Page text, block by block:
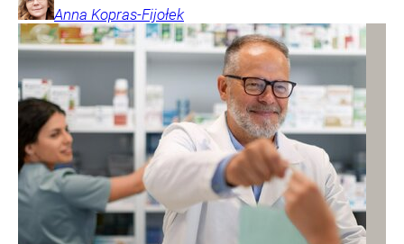
Anna Kopras-Fijołek